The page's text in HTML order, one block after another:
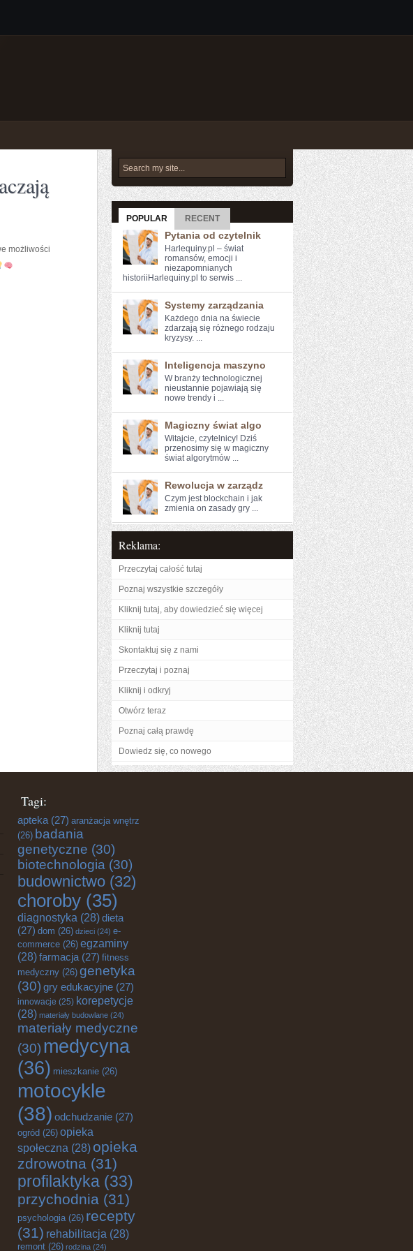
możliwości
POPULAR RECENT
Pytania od czytelnik
Harlequiny.pl – świat
romansów, emocji i
niezapomnianych
historiiHarlequiny.pl to serwis ...
Systemy zarządzania
Każdego dnia na‌ świecie
zdarzają się różnego rodzaju
kryzysy. ...
Inteligencja maszyno
W branży technologicznej
nieustannie pojawiają się
nowe trendy i ...
Magiczny świat algo
Witajcie, czytelnicy! Dziś
‍przenosimy się w⁤ magiczny
świat algorytmów ...
Rewolucja w zarządz
Czym jest blockchain i jak
zmienia on zasady‍ gry ...
Reklama:
Przeczytaj całość tutaj
Poznaj wszystkie szczegóły
Kliknij tutaj, aby dowiedzieć się więcej
Kliknij tutaj
Skontaktuj się z nami
Przeczytaj i poznaj
Kliknij i odkryj
Otwórz teraz
Poznaj całą prawdę
Dowiedz się, co nowego
Tagi:
apteka (27) aranżacja wnętrz
(26) badania
genetyczne (30)
biotechnologia (30)
budownictwo (32)
choroby (35)
diagnostyka (28)dieta
(27) dom (26) dzieci (24) e-
commerce (26) egzaminy
(28)farmacja (27) fitness
medyczny (26) genetyka
(30) gry edukacyjne (27)
innowacje (25) korepetycje
(28) materiały budowlane (24)
materiały medyczne
(30) medycyna
(36) mieszkanie (26)
motocykle
(38) odchudzanie (27)
ogród (26) opieka
społeczna (28) opieka
zdrowotna (31)
profilaktyka (33)
przychodnia (31)
psychologia(26) recepty
(31) rehabilitacja (28)
remont (26) rodzina (24)